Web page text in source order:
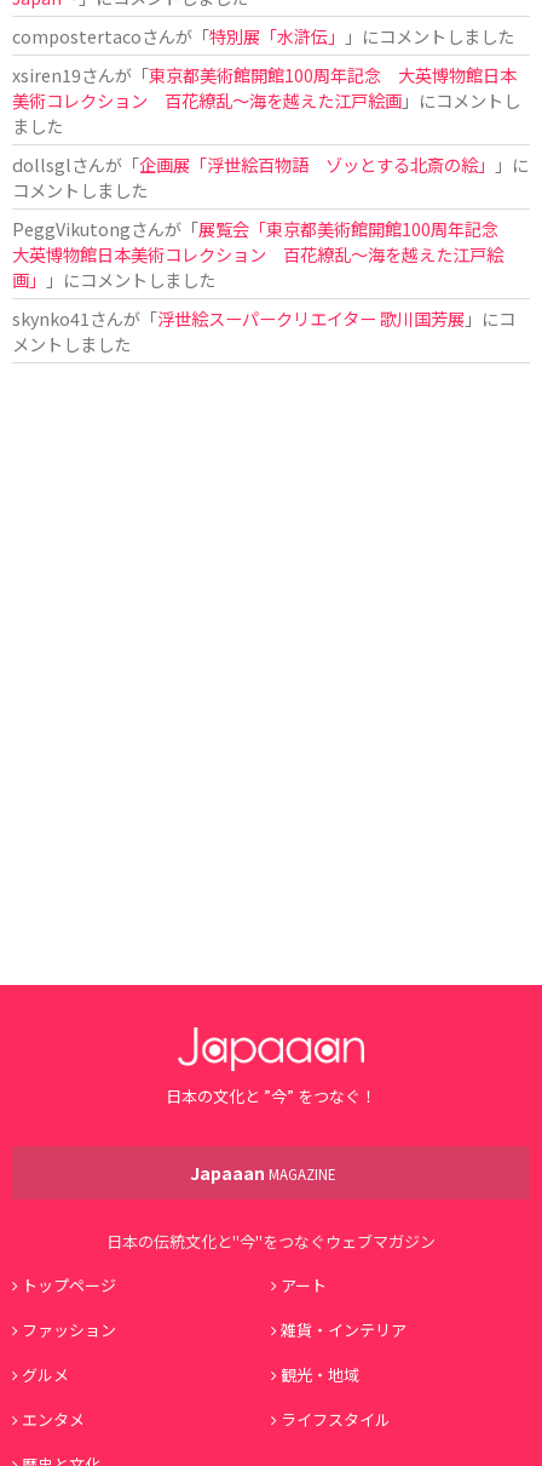
compostertacoさんが「特別展「水滸伝」
」にコメントしました
xsiren19さんが「東京都美術館開館100周年記念 大英博物館日本
美術コレクション 百花繚乱～海を越えた江戸絵画」にコメントし
ました
dollsglさんが「企画展「浮世絵百物語 ゾッとする北斎の絵」
」に
コメントしました
PeggVikutongさんが「展覧会「東京都美術館開館100周年記念
大英博物館日本美術コレクション 百花繚乱〜海を越えた江戸絵
画」
」にコメントしました
skynko41 さんが「浮世絵スーパークリエイター 歌川国芳展 」にコ
メントしました
日本の文化と ”今” をつなぐ！
Japaaan MAGAZINE
日本の伝統文化と"今"をつなぐウェブマガジン
トップページ
アート
ファッション
雑貨・インテリア
グルメ
観光・地域
エンタメ
ライフスタイル